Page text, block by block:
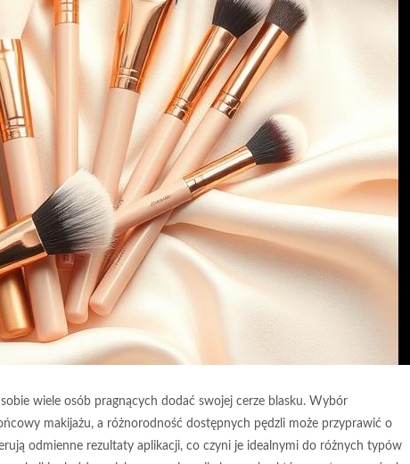
wiele osób pragnących dodać swojej cerze blasku. Wybór
makijażu, a różnorodność dostępnych pędzli może przyprawić o
odmienne rezultaty aplikacji, co czyni je idealnymi do różnych typów